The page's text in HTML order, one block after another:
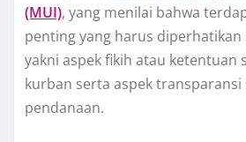
(MUI), yang menilai bahwa
penting yang harus diperhatikan
yakni aspek fikih atau ketentuan
kurban serta aspek
pendanaan.